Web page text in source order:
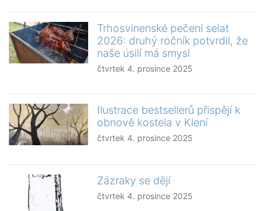
Trhosvinenské pečení selat
2026: druhý ročník potvrdil, že
naše úsilí má smysl
čtvrtek 4. prosince 2025
Ilustrace bestsellerů přispějí k
obnově kostela v Klení
čtvrtek 4. prosince 2025
Zázraky se dějí
čtvrtek 4. prosince 2025